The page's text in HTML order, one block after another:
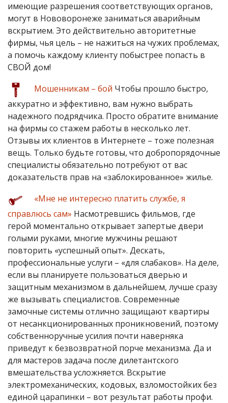
имеющие разрешения соответствующих органов,
могут в Нововоронеже заниматься аварийным
вскрытием. Это действительно авторитетные
фирмы, чья цель – не нажиться на чужих проблемах,
а помочь каждому клиенту побыстрее попасть в
СВОЙ дом!
Мошенникам – бой Чтобы прошло быстро,
аккуратно и эффективно, вам нужно выбрать
надежного подрядчика. Просто обратите внимание
на фирмы со стажем работы в несколько лет.
Отзывы их клиентов в Интернете – тоже полезная
вещь. Только будьте готовы, что добропорядочные
специалисты обязательно потребуют от вас
доказательств прав на «заблокированное» жилье.
«Мне не интересно платить службе, я
справлюсь сам» Насмотревшись фильмов, где
герой моментально открывает запертые двери
голыми руками, многие мужчины решают
повторить «успешный опыт». Дескать,
профессиональные услуги – «для слабаков». На деле,
если вы планируете пользоваться дверью и
защитным механизмом в дальнейшем, лучше сразу
же вызывать специалистов. Современные
замочные системы отлично защищают квартиры
от несанкционированных проникновений, поэтому
собственноручные усилия почти наверняка
приведут к безвозвратной порче механизма. Да и
для мастеров задача после дилетантского
вмешательства усложняется. Вскрытие
электромеханических, кодовых, взломостойких без
единой царапинки – вот результат работы профи.